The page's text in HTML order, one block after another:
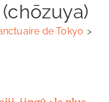
de Tokyo >